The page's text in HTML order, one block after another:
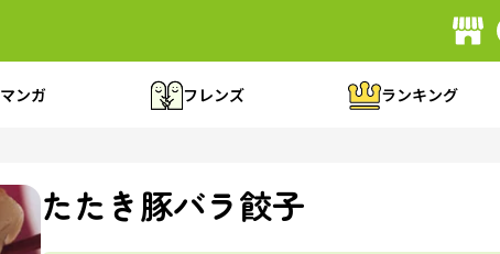
マンガ フレンズ ランキング
たたき豚バラ餃子